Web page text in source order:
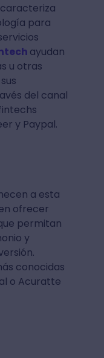
para
ayudan
u otras
del canal
y Paypal.
a esta
ofrecer
permitan
y
conocidas
o Acuratte